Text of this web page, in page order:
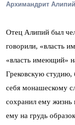
Архимандрит
Отец Алипий был
говорили, «власть
«власть имеющий»
Грековскую студию,
себя монашескому
сохранил ему жизнь
ему на грудь